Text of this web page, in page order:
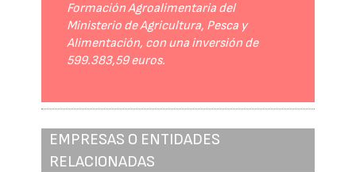
Formación Agroalimentaria del
Ministerio de Agricultura, Pesca y
Alimentación, con una inversión de
599.383,59 euros.
EMPRESAS O ENTIDADES
RELACIONADAS